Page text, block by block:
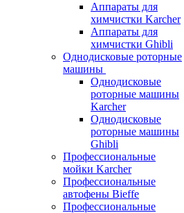
Аппараты для
химчистки Karcher
Аппараты для
химчистки Ghibli
Однодисковые роторные
машины
Однодисковые
роторные машины
Karcher
Однодисковые
роторные машины
Ghibli
Профессиональные
мойки Karcher
Профессиональные
автофены Bieffe
Профессиональные